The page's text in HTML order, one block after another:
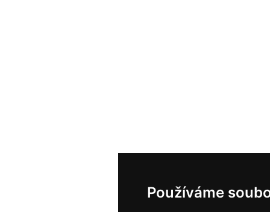
Používáme